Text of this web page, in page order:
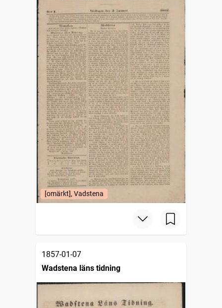
[omärkt], Vadstena
1857-01-07
Wadstena läns tidning